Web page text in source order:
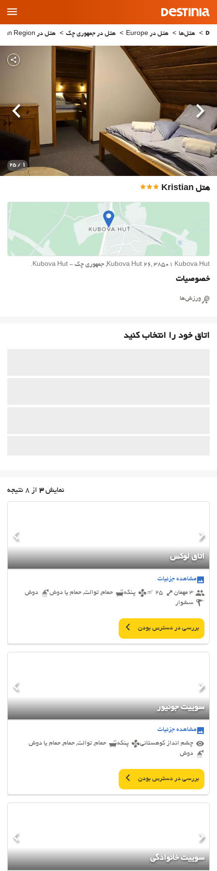
Main
Menu
هتل‌ها هتل در Europe هتل در جمهوری چک هتل در South Bohemian Region
هتل Kristian
1
/ 25
قبلی بعدی
Kubova Hut 26, 38501 Kubova Hut, جمهوری چک - Kubova Hut.
خصوصیات
ورزش‌ها
اتاق خود را انتخاب کنید
نمایش3 از 8 نتیجه
اتاق لوکس
مشاهده جزئیات
3 مهمان
25 ㎡ پنکه حمام, توالت, حمام یا دوش
دوش
سشوار
بررسی در دسترس بودن
سوییت جونیور
مشاهده جزئیات
چشم انداز کوهستانی
پنکه
حمام, توالت, حمام, حمام یا دوش
دوش
بررسی در دسترس بودن
سوییت خانوادگی